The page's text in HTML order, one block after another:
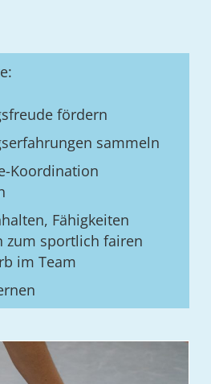
fördern
sammeln
Koordination
Fähigkeiten
zum sportlich fairen
im Team